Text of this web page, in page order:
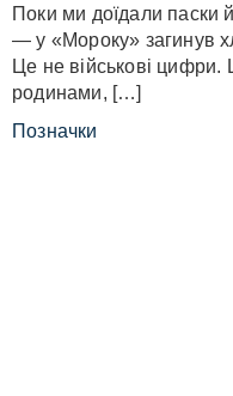
Поки ми доїдали паски
— у «Мороку» загинув
Це не військові
родинами, […]
Позначки